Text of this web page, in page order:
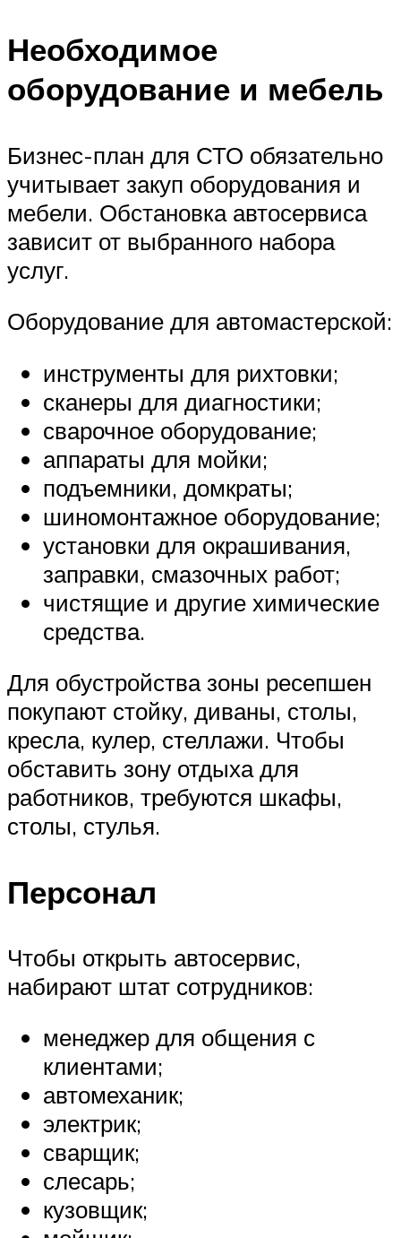
Необходимое
оборудование и мебель
Бизнес-план для СТО обязательно
учитывает закуп оборудования и
мебели. Обстановка автосервиса
зависит от выбранного набора
услуг.
Оборудование для автомастерской:
инструменты для рихтовки;
сканеры для диагностики;
сварочное оборудование;
аппараты для мойки;
подъемники, домкраты;
шиномонтажное оборудование;
установки для окрашивания,
заправки, смазочных работ;
чистящие и другие химические
средства.
Для обустройства зоны ресепшен
покупают стойку, диваны, столы,
кресла, кулер, стеллажи. Чтобы
обставить зону отдыха для
работников, требуются шкафы,
столы, стулья.
Персонал
Чтобы открыть автосервис,
набирают штат сотрудников:
менеджер для общения с
клиентами;
автомеханик;
электрик;
сварщик;
слесарь;
кузовщик;